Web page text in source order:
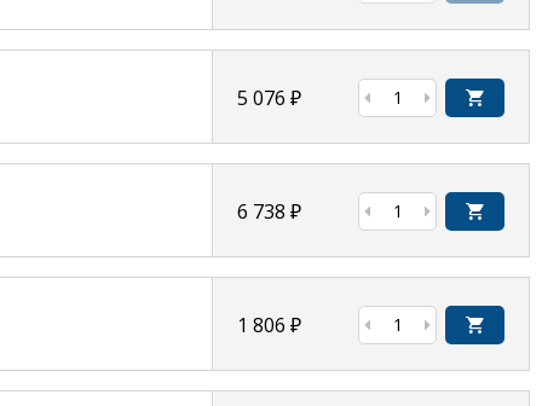
5 076 ₽
6 738 ₽
1 806 ₽